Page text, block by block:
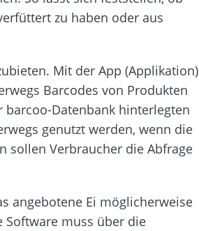
zu haben oder aus
Mit der App (Applikation)
Barcodes von Produkten
Datenbank hinterlegten
genutzt werden, wenn die
sollen Verbraucher die Abfrage
angebotene Ei möglicherweise
Software muss über die